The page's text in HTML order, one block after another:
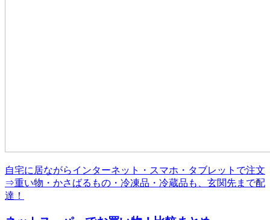
自宅に居ながらインターネット・スマホ・タブレットで注文
⇒重い物・かさばるもの・冷凍品・冷蔵品も、玄関先まで配
達！